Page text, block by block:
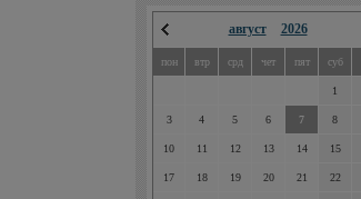
август 2026
пон втр срд чет пят суб
1
3 4 5 6 7 8
10 11 12 13 14 15
17 18 19 20 21 22